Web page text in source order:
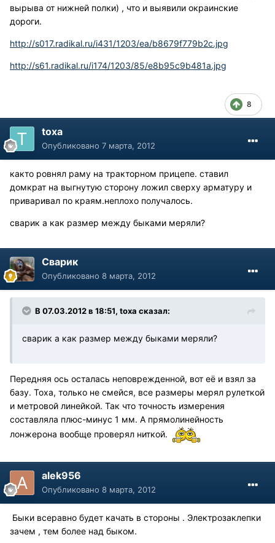
вырыва от нижней полки) , что и выявили окраинские
дороги.
http://s017.radikal.ru/i431/1203/ea/b8679f779b2c.jpg
http://s61.radikal.ru/i174/1203/85/e8b95c9b481a.jpg
8
toxa
Опубликовано 7 марта, 2012
както ровнял раму на тракторном прицепе. ставил
домкрат на выгнутую сторону ложил сверху арматуру и
приваривал по краям.неплохо получалось.
сварик а как размер между быками меряли?
Сварик
Опубликовано 8 марта, 2012
В 07.03.2012 в 18:51, toxa сказал:
сварик а как размер между быками меряли?
Передняя ось осталась неповрежденной, вот её и взял за
базу. Тоха, только не смейся, все размеры мерял рулеткой
и метровой линейкой. Так что точность измерения
составляла плюс-минус 1 мм. А прямолинейность
лонжерона вообще проверял ниткой.
alek956
Опубликовано 8 марта, 2012
Быки всеравно будет качать в стороны . Электрозаклепки
зачем , тем более над быком.